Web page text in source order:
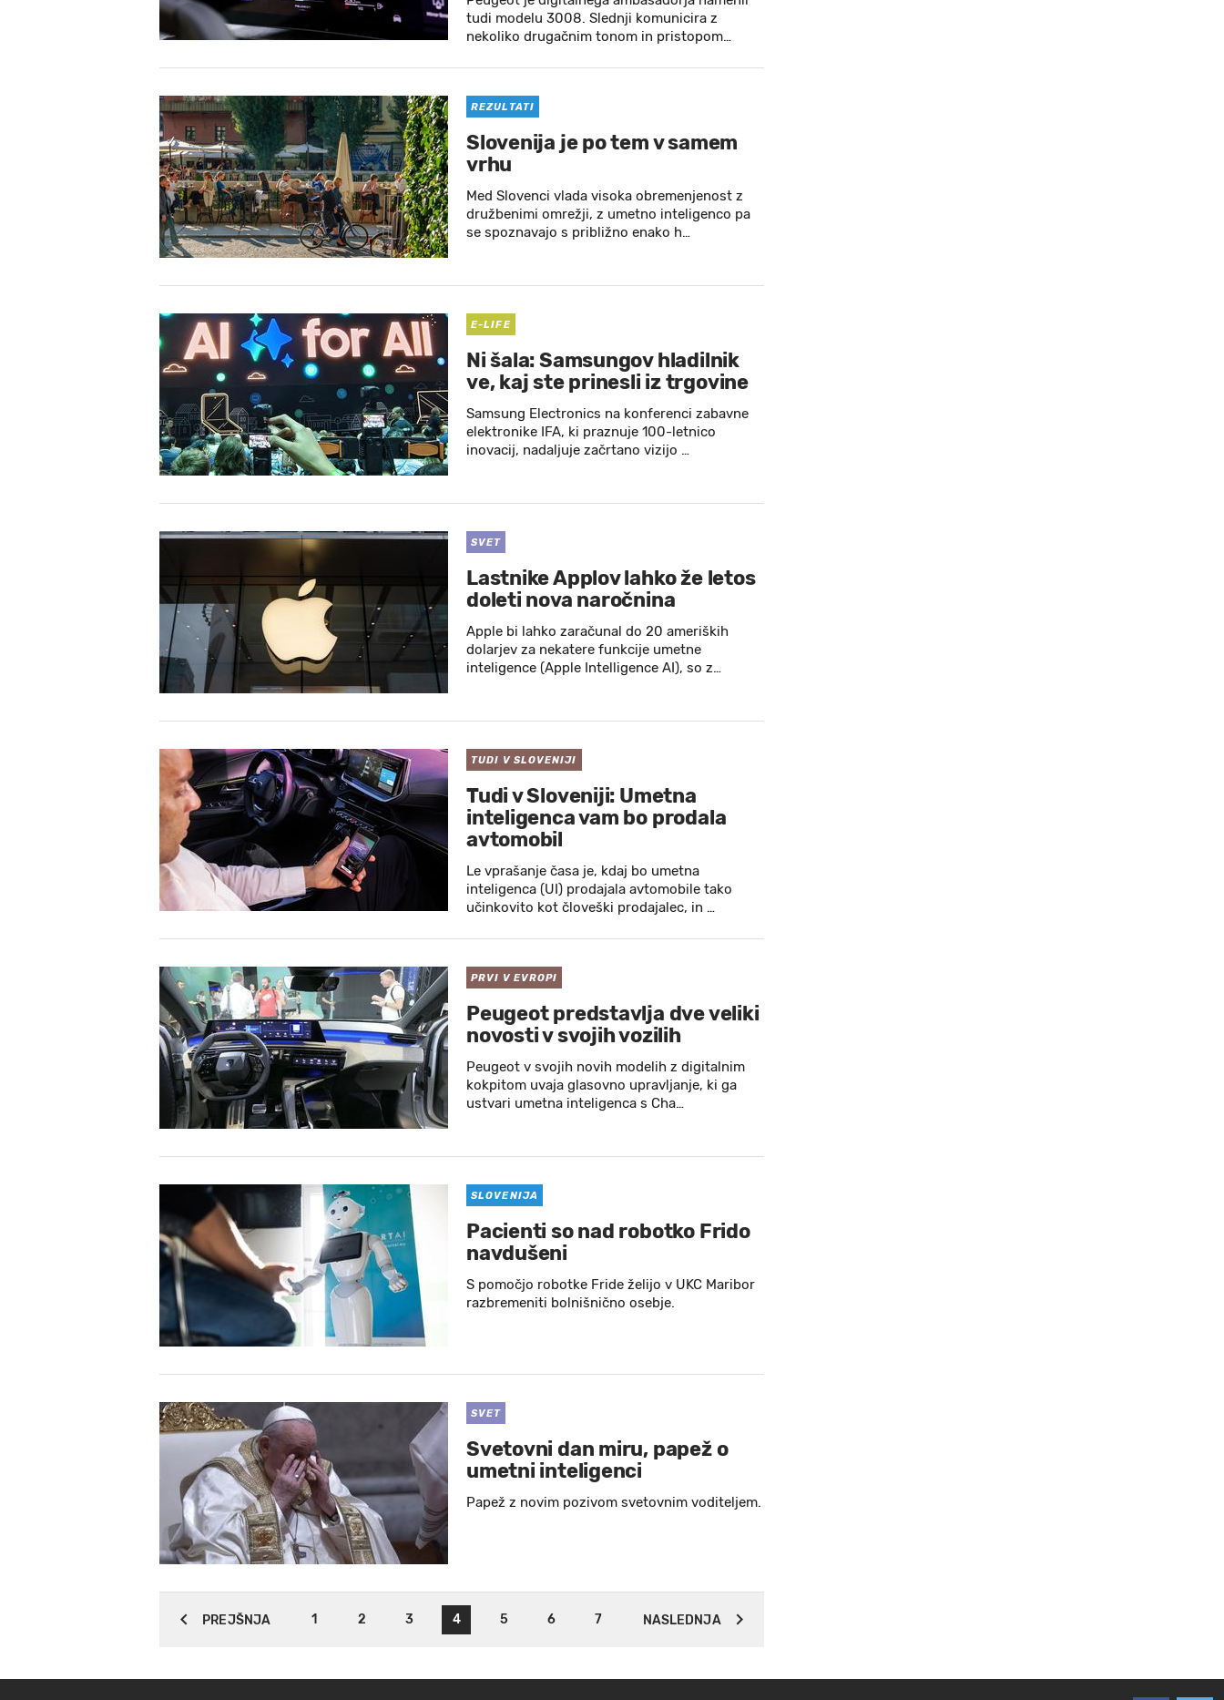
tudi modelu 3008. Slednji komunicira z
nekoliko drugačnim tonom in pristopom…
REZULTATI
Slovenija je po tem v samem
vrhu
Med Slovenci vlada visoka obremenjenost z
družbenimi omrežji, z umetno inteligenco pa
se spoznavajo s približno enako h…
E-LIFE
Ni šala: Samsungov hladilnik
ve, kaj ste prinesli iz trgovine
Samsung Electronics na konferenci zabavne
elektronike IFA, ki praznuje 100-letnico
inovacij, nadaljuje začrtano vizijo …
SVET
Lastnike Applov lahko že letos
doleti nova naročnina
Apple bi lahko zaračunal do 20 ameriških
dolarjev za nekatere funkcije umetne
inteligence (Apple Intelligence AI), so z…
TUDI V SLOVENIJI
Tudi v Sloveniji: Umetna
inteligenca vam bo prodala
avtomobil
Le vprašanje časa je, kdaj bo umetna
inteligenca (UI) prodajala avtomobile tako
učinkovito kot človeški prodajalec, in …
PRVI V EVROPI
Peugeot predstavlja dve veliki
novosti v svojih vozilih
Peugeot v svojih novih modelih z digitalnim
kokpitom uvaja glasovno upravljanje, ki ga
ustvari umetna inteligenca s Cha…
SLOVENIJA
Pacienti so nad robotko Frido
navdušeni
S pomočjo robotke Fride želijo v UKC Maribor
razbremeniti bolnišnično osebje.
SVET
Svetovni dan miru, papež o
umetni inteligenci
Papež z novim pozivom svetovnim voditeljem.
PREJŠNJA 1 2 3 4 5 6 7 NASLEDNJA